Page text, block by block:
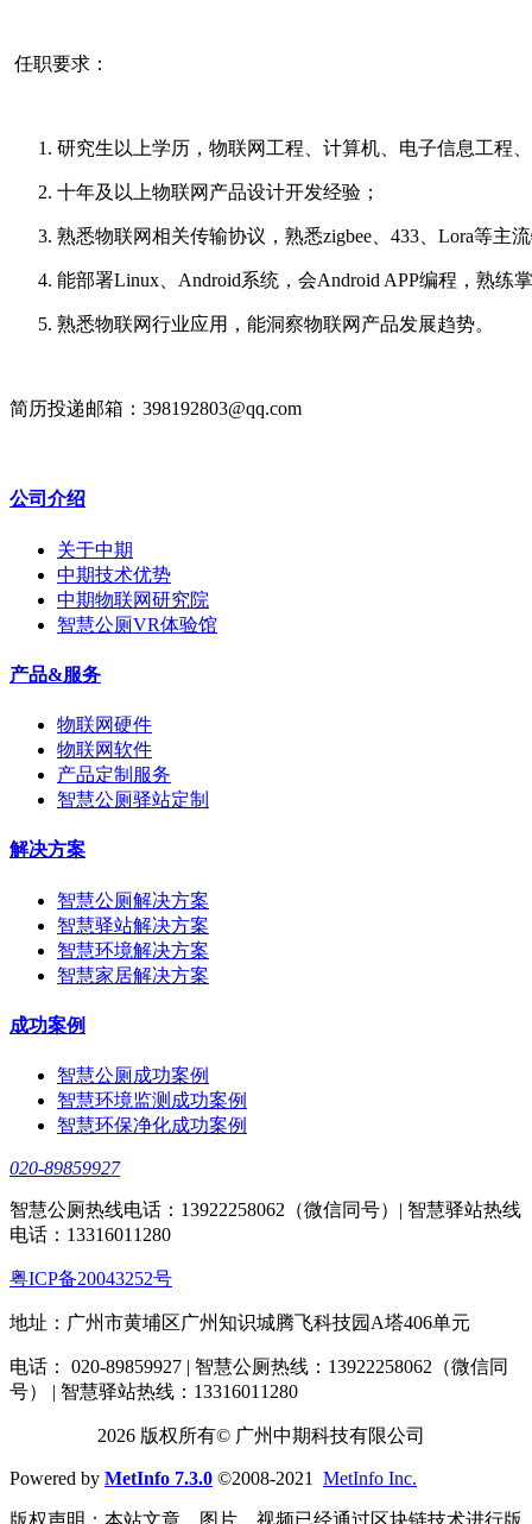
任职要求：
研究生以上学历，物联网工程、计算机、电子信息工程
十年及以上物联网产品设计开发经验；
熟悉物联网相关传输协议，熟悉zigbee、433、Lora等主
能部署Linux、Android系统，会Android APP编程，熟练
熟悉物联网行业应用，能洞察物联网产品发展趋势。
简历投递邮箱：398192803@qq.com
公司介绍
关于中期
中期技术优势
中期物联网研究院
智慧公厕VR体验馆
产品&服务
物联网硬件
物联网软件
产品定制服务
智慧公厕驿站定制
解决方案
智慧公厕解决方案
智慧驿站解决方案
智慧环境解决方案
智慧家居解决方案
成功案例
智慧公厕成功案例
智慧环境监测成功案例
智慧环保净化成功案例
020-89859927
智慧公厕热线电话：13922258062（微信同号）| 智慧驿站热线
电话：13316011280
粤ICP备20043252号
地址：广州市黄埔区广州知识城腾飞科技园A塔406单元
电话： 020-89859927 | 智慧公厕热线：13922258062（微信同
号） | 智慧驿站热线：13316011280
2026 版权所有© 广州中期科技有限公司
Powered by MetInfo 7.3.0 ©2008-2021 MetInfo Inc.